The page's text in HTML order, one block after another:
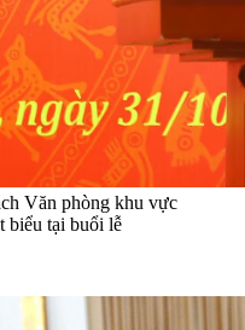
Văn phòng khu vực
biểu tại buổi lễ